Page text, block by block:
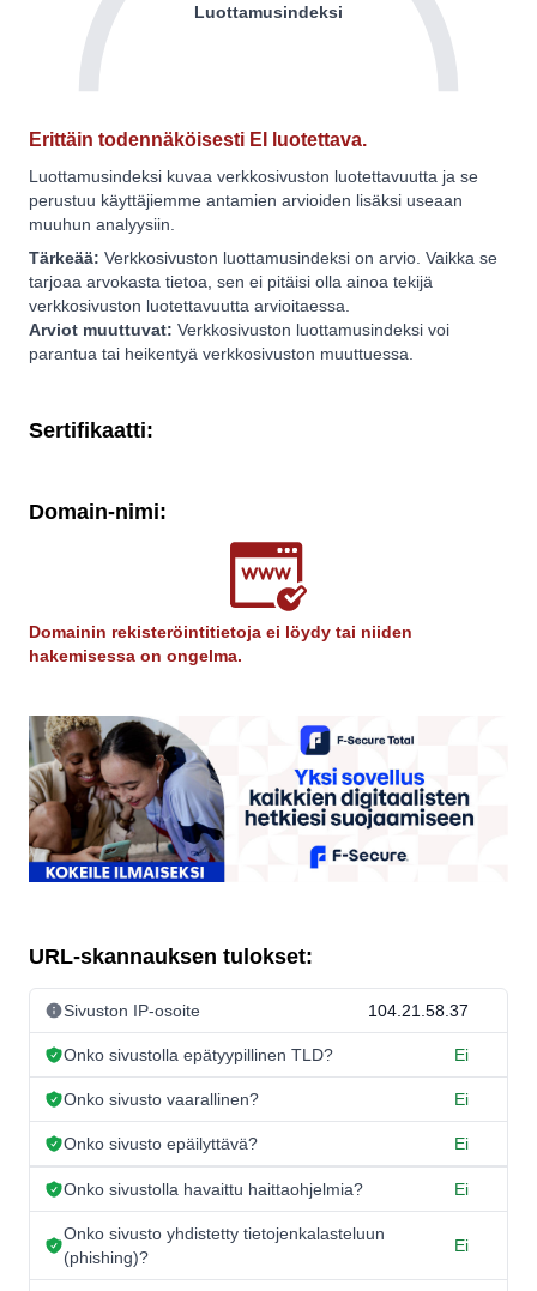
Luottamusindeksi
Erittäin todennäköisesti EI luotettava.
Luottamusindeksi kuvaa verkkosivuston luotettavuutta ja se
perustuu käyttäjiemme antamien arvioiden lisäksi useaan
muuhun analyysiin.
Tärkeää: Verkkosivuston luottamusindeksi on arvio. Vaikka se
tarjoaa arvokasta tietoa, sen ei pitäisi olla ainoa tekijä
verkkosivuston luotettavuutta arvioitaessa.
Arviot muuttuvat: Verkkosivuston luottamusindeksi voi
parantua tai heikentyä verkkosivuston muuttuessa.
Sertifikaatti:
Domain-nimi:
Domainin rekisteröintitietoja ei löydy tai niiden
hakemisessa on ongelma.
URL-skannauksen tulokset:
Sivuston IP-osoite 104.21.58.37
Onko sivustolla epätyypillinen TLD? Ei
Onko sivusto vaarallinen? Ei
Onko sivusto epäilyttävä? Ei
Onko sivustolla havaittu haittaohjelmia? Ei
Onko sivusto yhdistetty tietojenkalasteluun
(phishing)?
Ei